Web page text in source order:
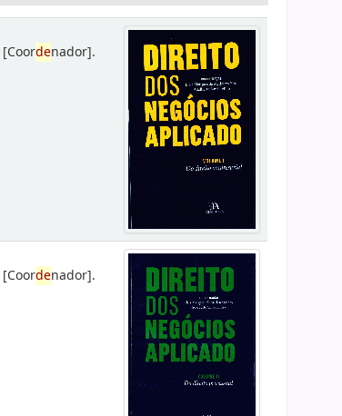
[Coordenador].
[Coordenador].